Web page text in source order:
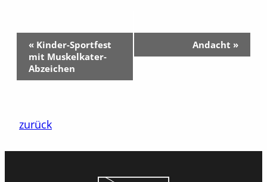
Veranstaltung-
Navigation
« Kinder-Sportfest
mit Muskelkater-
Abzeichen
Andacht »
zurück